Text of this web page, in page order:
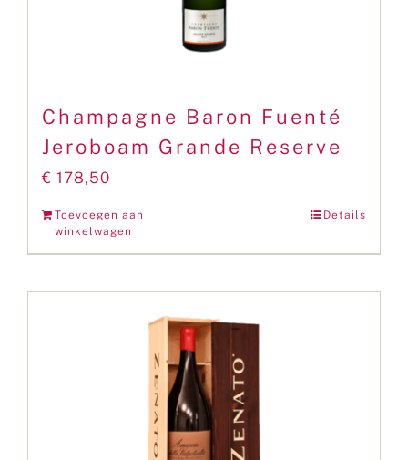
Champagne Baron Fuenté
Jeroboam Grande Reserve
€ 178,50
Toevoegen aan
winkelwagen
Details